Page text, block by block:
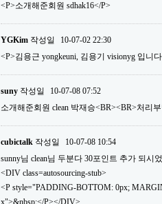
<P>소개해준회원 sdhak16</P>
YGKim 작성일
10-07-02 22:30
<P>김용근 yongkeuni, 김용기 visionyg 입니
suny 작성일
10-07-08 07:52
소개해준회원 clean 박재승<BR><BR>처리
cubictalk 작성일
10-07-08 10:54
sunny님 clean님 두분다 30포인트 추가 되
<DIV class=autosourcing-stub>
<P style="PADDING-BOTTOM: 0px;
x">&nbsp;</P></DIV>